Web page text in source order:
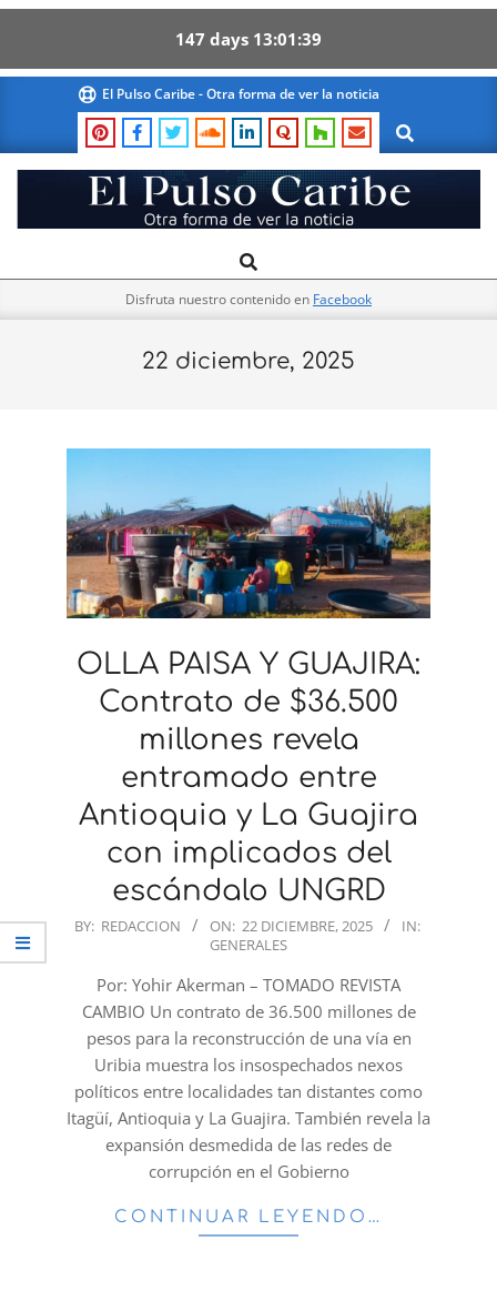
147 days 13 01 39
content
El Pulso Caribe - Otra forma de ver la noticia
Search
El
Pulso
Navigation
Search
Disfruta nuestro contenido en Facebook
22 diciembre, 2025
OLLA PAISA Y GUAJIRA:
Contrato de $36.500
millones revela
entramado entre
Antioquia y La Guajira
con implicados del
escándalo UNGRD
2025-
BY: REDACCION ON: 22 DICIEMBRE, 2025
IN:
GENERALES
Por: Yohir Akerman – TOMADO REVISTA
CAMBIO Un contrato de 36.500 millones de
pesos para la reconstrucción de una vía en
Uribia muestra los insospechados nexos
políticos entre localidades tan distantes como
Itagüí, Antioquia y La Guajira. También revela la
expansión desmedida de las redes de
corrupción en el Gobierno
CONTINUAR LEYENDO…